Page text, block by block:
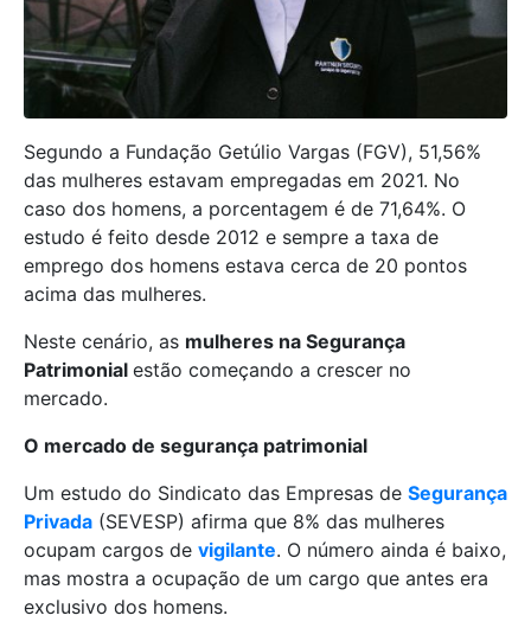
Segundo a Fundação Getúlio Vargas (FGV), 51,56%
das mulheres estavam empregadas em 2021. No
caso dos homens, a porcentagem é de 71,64%. O
estudo é feito desde 2012 e sempre a taxa de
emprego dos homens estava cerca de 20 pontos
acima das mulheres.
Neste cenário, as mulheres na Segurança
Patrimonial estão começando a crescer no
mercado.
O mercado de segurança patrimonial
Um estudo do Sindicato das Empresas de Segurança
Privada (SEVESP) afirma que 8% das mulheres
ocupam cargos de vigilante. O número ainda é baixo,
mas mostra a ocupação de um cargo que antes era
exclusivo dos homens.